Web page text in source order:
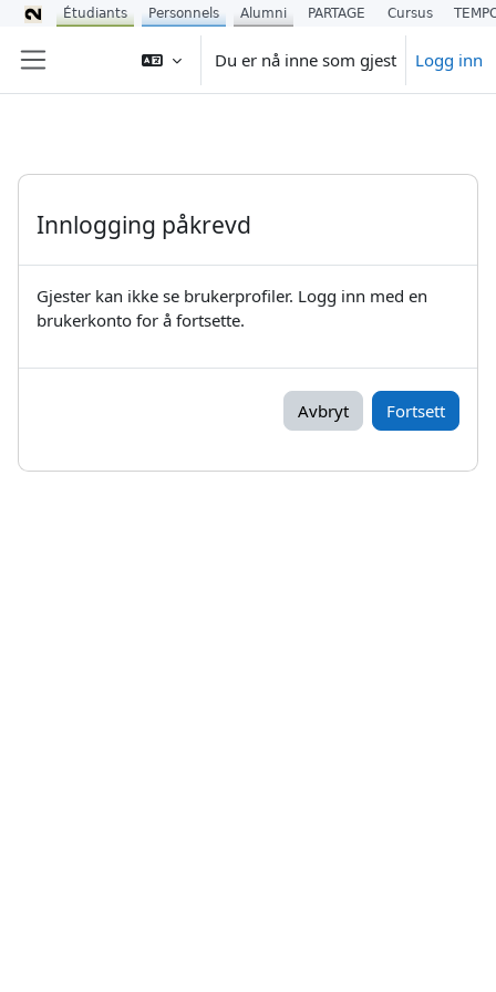
Du er nå inne som gjest Logg inn
Innlogging påkrevd
Gjester kan ikke se brukerprofiler. Logg inn med en
brukerkonto for å fortsette.
Avbryt Fortsett
Étudiants Personnels Alumni PARTAGE Cursus